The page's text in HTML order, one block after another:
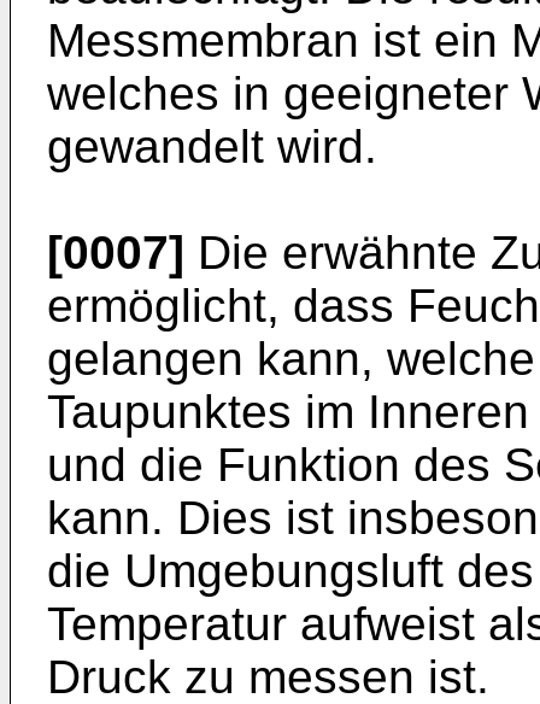
Messmembran ist ein
welches in geeigneter
gewandelt wird.
[0007] Die erwähnte
ermöglicht, dass
gelangen kann,
Taupunktes im
und die Funktion des
kann. Dies ist
die Umgebungsluft
Temperatur aufweist
Druck zu messen ist.